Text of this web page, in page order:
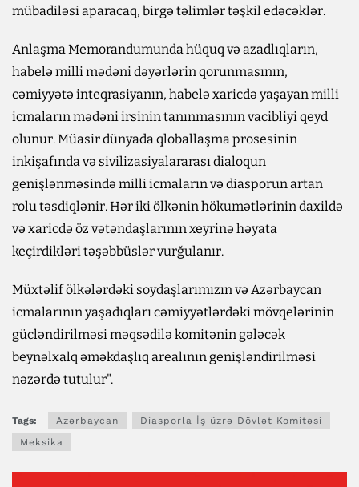
mübadiləsi aparacaq, birgə təlimlər təşkil edəcəklər.
Anlaşma Memorandumunda hüquq və azadlıqların,
habelə milli mədəni dəyərlərin qorunmasının,
cəmiyyətə inteqrasiyanın, habelə xaricdə yaşayan milli
icmaların mədəni irsinin tanınmasının vacibliyi qeyd
olunur. Müasir dünyada qloballaşma prosesinin
inkişafında və sivilizasiyalararası dialoqun
genişlənməsində milli icmaların və diasporun artan
rolu təsdiqlənir. Hər iki ölkənin hökumətlərinin daxildə
və xaricdə öz vətəndaşlarının xeyrinə həyata
keçirdikləri təşəbbüslər vurğulanır.
Müxtəlif ölkələrdəki soydaşlarımızın və Azərbaycan
icmalarının yaşadıqları cəmiyyətlərdəki mövqelərinin
gücləndirilməsi məqsədilə komitənin gələcək
beynəlxalq əməkdaşlıq arealının genişləndirilməsi
nəzərdə tutulur".
Tags: Azərbaycan
Diasporla İş üzrə Dövlət Komitəsi
Meksika